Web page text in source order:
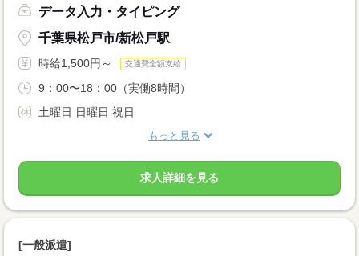
データ入力・タイピング
千葉県松戸市/新松戸駅
時給1,500円～ 交通費全額支給
9：00〜18：00（実働8時間）
土曜日 日曜日 祝日
もっと見る
求人詳細を見る
[一般派遣]